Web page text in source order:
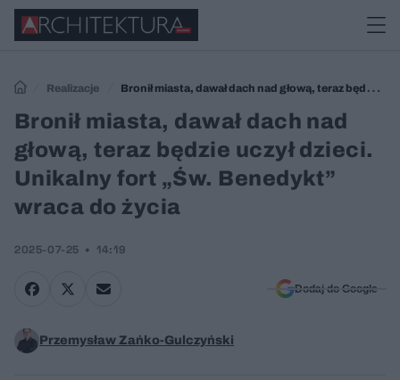
Realizacje
Bronił miasta, dawał dach nad głową, teraz będzie
uczył dzieci. Unikalny fort „Św. Benedykt” wraca do życia
Bronił miasta, dawał dach nad
głową, teraz będzie uczył dzieci.
Unikalny fort „Św. Benedykt”
wraca do życia
2025-07-25 14:19
Dodaj do Google
Przemysław Zańko-Gulczyński